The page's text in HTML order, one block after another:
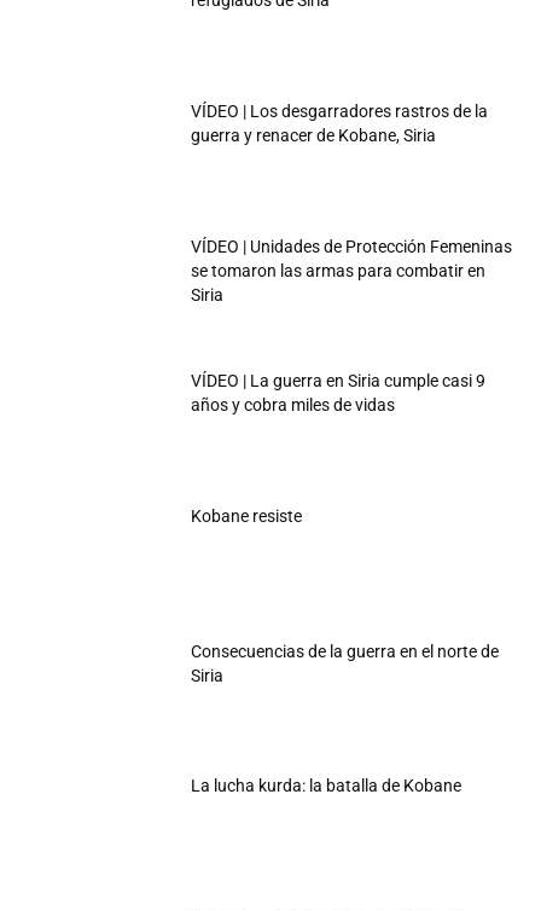
VÍDEO | Los desgarradores rastros de la
guerra y renacer de Kobane, Siria
VÍDEO | Unidades de Protección Femeninas
se tomaron las armas para combatir en
Siria
VÍDEO | La guerra en Siria cumple casi 9
años y cobra miles de vidas
Kobane resiste
Consecuencias de la guerra en el norte de
Siria
La lucha kurda: la batalla de Kobane